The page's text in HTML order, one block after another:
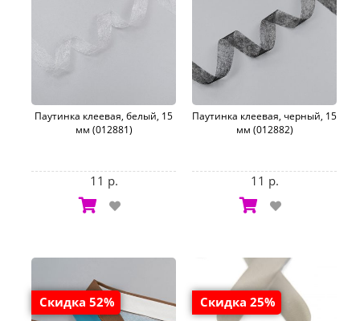
Паутинка клеевая, белый, 15
мм (012881)
11 р.
Паутинка клеевая, черный, 15
мм (012882)
11 р.
Скидка 52% Скидка 25%